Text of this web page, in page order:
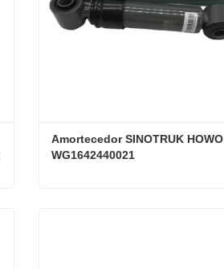
Amortecedor SINOTRUK HOWO
WG1642440021